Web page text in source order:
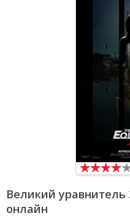
Великий уравнитель
онлайн